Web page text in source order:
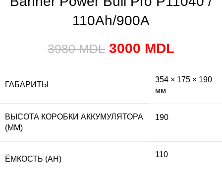
110Ah/900A
3980MDL 3000 MDL
ГАБАРИТЫ
354 × 175 × 190
мм
ВЫСОТА КОРОБКИ АККУМУЛЯТОРА
(MM)
190
ЁМКОСТЬ (AH)
110